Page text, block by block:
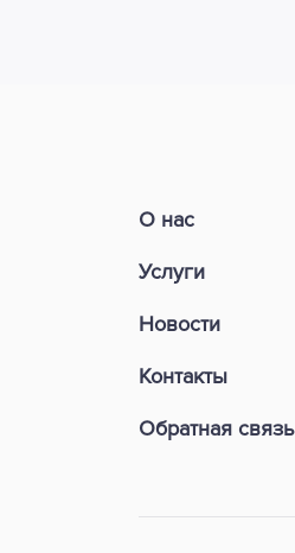
О нас
Услуги
Новости
Контакты
Обратная связь